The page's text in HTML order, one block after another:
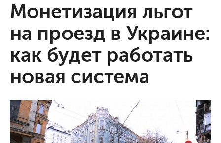
Монетизация льгот
на проезд в Украине:
как будет работать
новая система